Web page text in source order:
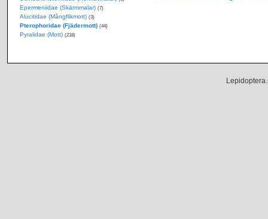
Epermeniidae (Skärmmalar) (7)
Alucitidae (Mångflikmott) (3)
Pterophoridae (Fjädermott) (44)
Pyralidae (Mott) (218)